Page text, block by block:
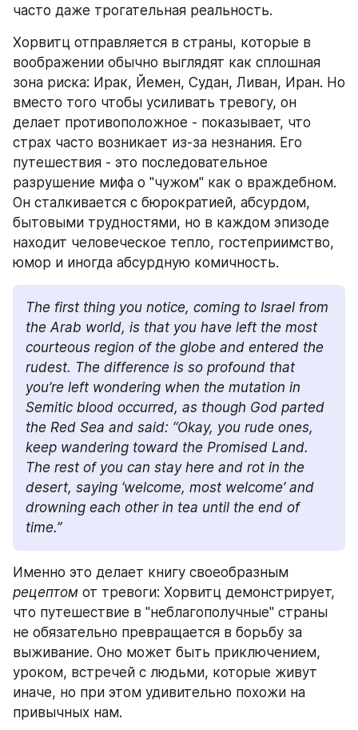
часто даже трогательная реальность.
Хорвитц отправляется в страны, которые в
воображении обычно выглядят как сплошная
зона риска: Ирак, Йемен, Судан, Ливан, Иран. Но
вместо того чтобы усиливать тревогу, он
делает противоположное - показывает, что
страх часто возникает из-за незнания. Его
путешествия - это последовательное
разрушение мифа о "чужом" как о враждебном.
Он сталкивается с бюрократией, абсурдом,
бытовыми трудностями, но в каждом эпизоде
находит человеческое тепло, гостеприимство,
юмор и иногда абсурдную комичность.
The first thing you notice, coming to Israel from
the Arab world, is that you have left the most
courteous region of the globe and entered the
rudest. The difference is so profound that
you’re left wondering when the mutation in
Semitic blood occurred, as though God parted
the Red Sea and said: “Okay, you rude ones,
keep wandering toward the Promised Land.
The rest of you can stay here and rot in the
desert, saying ‘welcome, most welcome’ and
drowning each other in tea until the end of
time.”
рецептом от тревоги: Хорвитц демонстрирует,
что путешествие в "неблагополучные" страны
не обязательно превращается в борьбу за
выживание. Оно может быть приключением,
уроком, встречей с людьми, которые живут
иначе, но при этом удивительно похожи на
привычных нам.